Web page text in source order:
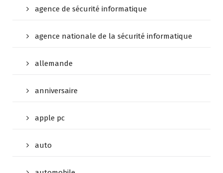
agence de sécurité informatique
agence nationale de la sécurité informatique
allemande
anniversaire
apple pc
auto